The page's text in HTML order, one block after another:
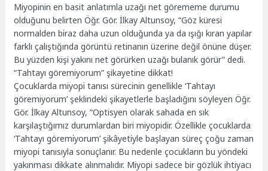
Miyopinin en basit anlatımla uzağı net görememe durumu
olduğunu belirten Öğr. Gör. İlkay Altunsoy, “Göz küresi
normalden biraz daha uzun olduğunda ya da ışığı kıran yapılar
farklı çalıştığında görüntü retinanın üzerine değil önüne düşer.
Bu yüzden kişi yakını net görürken uzağı bulanık görür” dedi.
“Tahtayı göremiyorum” şikayetine dikkat!
Çocuklarda miyopi tanısı sürecinin genellikle ‘Tahtayı
göremiyorum’ şeklindeki şikayetlerle başladığını söyleyen Öğr.
Gör. İlkay Altunsoy, “Optisyen olarak sahada en sık
karşılaştığımız durumlardan biri miyopidir. Özellikle çocuklarda
‘Tahtayı göremiyorum’ şikâyetiyle başlayan süreç çoğu zaman
miyopi tanısıyla sonuçlanır. Bu nedenle çocukların bu yöndeki
yakınması dikkate alınmalıdır. Miyopi sadece bir gözlük ihtiyacı